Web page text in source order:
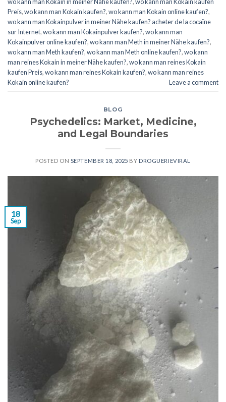
Preis,wo kann man Kokain kaufen?,wo kann man Kokain online kaufen?,
wo kann man Kokainpulver in meiner Nähe kaufen? acheter de la cocaïne
sur Internet,wo kann man Kokainpulver kaufen?,wo kann man
Kokainpulver online kaufen?,wo kann man Meth in meiner Nähe kaufen?,
wo kann man Meth kaufen?,wo kann man Meth online kaufen?,wo kann
man reines Kokain in meiner Nähe kaufen?,wo kann man reines Kokain
kaufen Preis,wo kann man reines Kokain kaufen?,wo kann man reines
Kokain online kaufen?
Leave a comment
BLOG
Psychedelics: Market, Medicine,
and Legal Boundaries
POSTED ON SEPTEMBER 18, 2025 BY DROGUERIEVIRAL
18
Sep